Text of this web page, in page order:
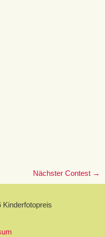
Nächster Contest →